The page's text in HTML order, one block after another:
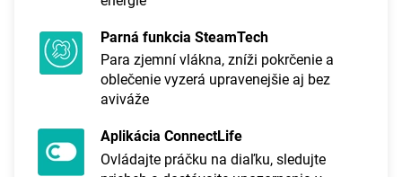
Parná funkcia SteamTech
Para zjemní vlákna, zníži pokrčenie a
oblečenie vyzerá upravenejšie aj bez
aviváže
Aplikácia ConnectLife
Ovládajte práčku na diaľku, sledujte